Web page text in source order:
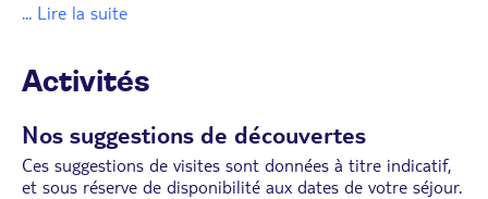
... Lire la suite
Activités
Nos suggestions de découvertes
Ces suggestions de visites sont données à titre indicatif,
et sous réserve de disponibilité aux dates de votre séjour.